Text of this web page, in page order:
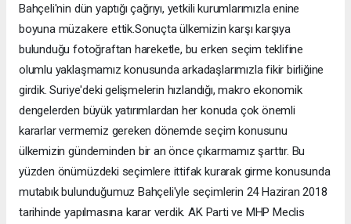
Bahçeli'nin dün yaptığı çağrıyı, yetkili kurumlarımızla enine
boyuna müzakere ettik.Sonuçta ülkemizin karşı karşıya
bulunduğu fotoğraftan hareketle, bu erken seçim teklifine
olumlu yaklaşmamız konusunda arkadaşlarımızla fikir birliğine
girdik. Suriye'deki gelişmelerin hızlandığı, makro ekonomik
dengelerden büyük yatırımlardan her konuda çok önemli
kararlar vermemiz gereken dönemde seçim konusunu
ülkemizin gündeminden bir an önce çıkarmamız şarttır. Bu
yüzden önümüzdeki seçimlere ittifak kurarak girme konusunda
mutabık bulunduğumuz Bahçeli'yle seçimlerin 24 Haziran 2018
tarihinde yapılmasına karar verdik. AK Parti ve MHP Meclis